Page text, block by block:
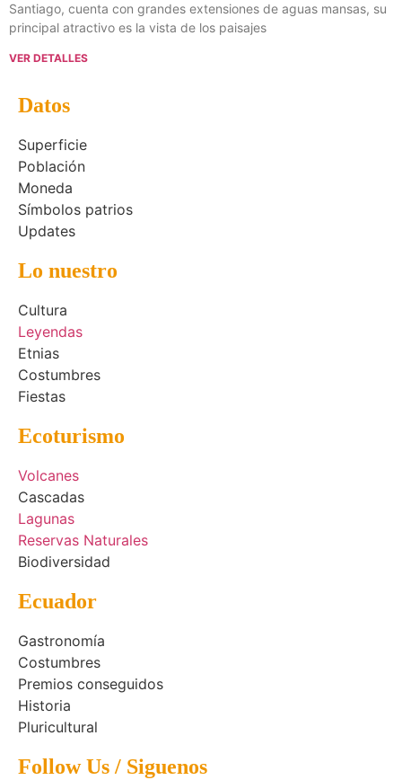
Santiago, cuenta con grandes extensiones de aguas mansas, su
principal atractivo es la vista de los paisajes
VER DETALLES
Datos
Superficie
Población
Moneda
Símbolos patrios
Updates
Lo nuestro
Cultura
Leyendas
Etnias
Costumbres
Fiestas
Ecoturismo
Volcanes
Cascadas
Lagunas
Reservas Naturales
Biodiversidad
Ecuador
Gastronomía
Costumbres
Premios conseguidos
Historia
Pluricultural
Follow Us / Siguenos